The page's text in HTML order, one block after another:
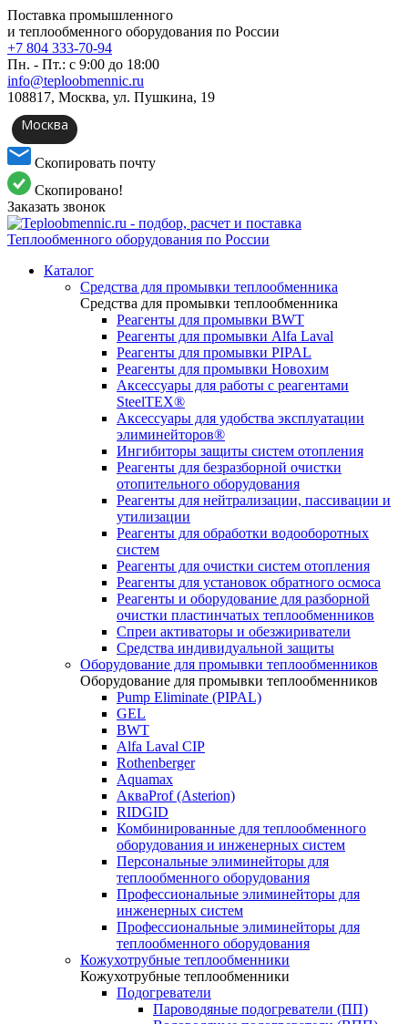
Поставка промышленного
и теплообменного оборудования по России
+7 804 333-70-94
Пн. - Пт.: с 9:00 до 18:00
info@teploobmennic.ru
108817, Москва, ул. Пушкина, 19
Москва
Скопировать почту
Скопировано!
Заказать звонок
Каталог
Средства для промывки теплообменника
Средства для промывки теплообменника
Реагенты для промывки BWT
Реагенты для промывки Alfa Laval
Реагенты для промывки PIPAL
Реагенты для промывки Новохим
Аксессуары для работы с реагентами
SteelTEX®
Аксессуары для удобства эксплуатации
элиминейторов®
Ингибиторы защиты систем отопления
Реагенты для безразборной очистки
отопительного оборудования
Реагенты для нейтрализации, пассивации и
утилизации
Реагенты для обработки водооборотных
систем
Реагенты для очистки систем отопления
Реагенты для установок обратного осмоса
Реагенты и оборудование для разборной
очистки пластинчатых теплообменников
Спреи активаторы и обезжириватели
Средства индивидуальной защиты
Оборудование для промывки теплообменников
Оборудование для промывки теплообменников
Pump Eliminate (PIPAL)
GEL
BWT
Alfa Laval CIP
Rothenberger
Aquamax
АкваProf (Asterion)
RIDGID
Комбинированные для теплообменного
оборудования и инженерных систем
Персональные элиминейторы для
теплообменного оборудования
Профессиональные элиминейторы для
инженерных систем
Профессиональные элиминейторы для
теплообменного оборудования
Кожухотрубные теплообменники
Кожухотрубные теплообменники
Подогреватели
Пароводяные подогреватели (ПП)